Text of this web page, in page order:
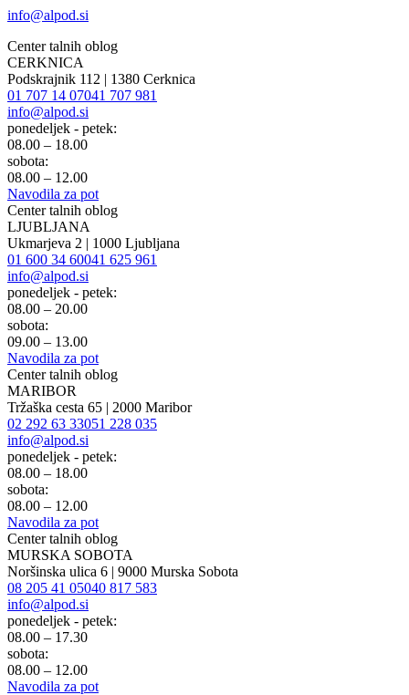
info@alpod.si
Center talnih oblog
CERKNICA
Podskrajnik 112 | 1380 Cerknica
01 707 14 07041 707 981
info@alpod.si
ponedeljek - petek:
08.00 – 18.00
sobota:
08.00 – 12.00
Navodila za pot
Center talnih oblog
LJUBLJANA
Ukmarjeva 2 | 1000 Ljubljana
01 600 34 60041 625 961
info@alpod.si
ponedeljek - petek:
08.00 – 20.00
sobota:
09.00 – 13.00
Navodila za pot
Center talnih oblog
MARIBOR
Tržaška cesta 65 | 2000 Maribor
02 292 63 33051 228 035
info@alpod.si
ponedeljek - petek:
08.00 – 18.00
sobota:
08.00 – 12.00
Navodila za pot
Center talnih oblog
MURSKA SOBOTA
Noršinska ulica 6 | 9000 Murska Sobota
08 205 41 05040 817 583
info@alpod.si
ponedeljek - petek:
08.00 – 17.30
sobota:
08.00 – 12.00
Navodila za pot